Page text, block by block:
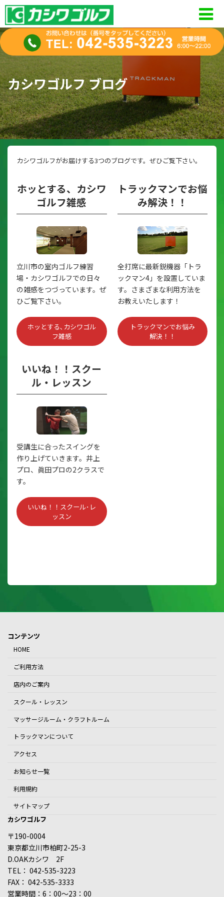
コ
ン
テ
ン
ツ
へ
ス
キ
ッ
プ
ナ
ビ
ゲ
ー
シ
ョ
ン
に
移
動
カシワゴルフ ブログ
カシワゴルフがお届けする3つのブログです。ぜひご覧下さい。
ホッとする、カシワ
ゴルフ雑感
立川市の室内ゴルフ練習
場・カシワゴルフでの日々
の雑感をつづっています。ぜ
ひご覧下さい。
ホッとする､カシワゴル
フ雑感
トラックマンでお悩
み解決！！
全打席に最新鋭機器「トラ
ックマン4」を設置していま
す。さまざまな利用方法を
お教えいたします！
トラックマンでお悩み
解決！！
いいね！！スクー
ル・レッスン
受講生に合ったスイングを
作り上げていきます。井上
プロ、眞田プロの2クラスで
す。
いいね！！スクール･レ
ッスン
コンテンツ
HOME
ご利用方法
店内のご案内
スクール・レッスン
マッサージルーム・クラフトルーム
トラックマンについて
アクセス
お知らせ一覧
利用規約
サイトマップ
カシワゴルフ
〒190-0004
東京都立川市柏町2-25-3
D.OAKカシワ 2F
TEL： 042-535-3223
FAX： 042-535-3333
営業時間：6：00～23：00